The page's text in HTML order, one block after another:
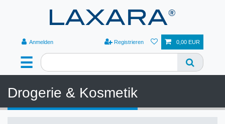
☰
Anmelden Registrieren 0,00 EUR
Drogerie & Kosmetik